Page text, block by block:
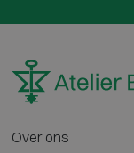
Over ons